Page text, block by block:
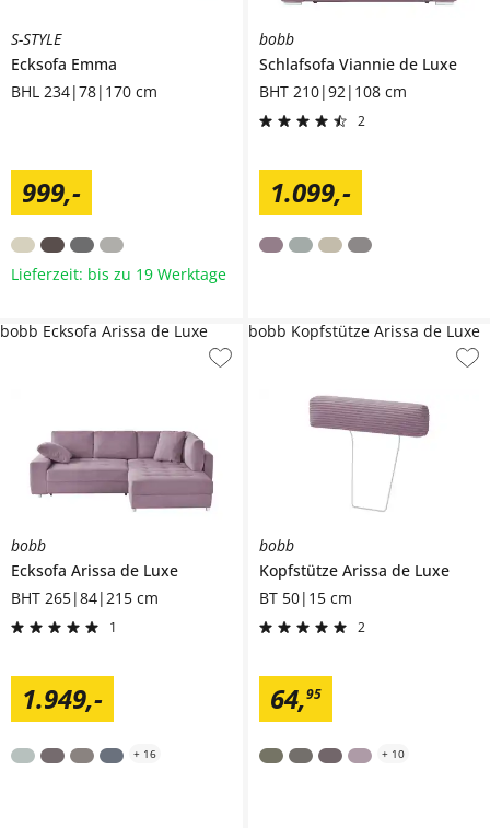
S-STYLE
Ecksofa Emma
BHL 234|78|170 cm
999,-
Lieferzeit: bis zu 19 Werktage
bobb
Schlafsofa Viannie de Luxe
BHT 210|92|108 cm
2
1.099,-
bobb
Ecksofa Arissa de Luxe
BHT 265|84|215 cm
1
1.949,-
bobb Ecksofa Arissa de Luxe
+ 16
bobb
Kopfstütze Arissa de Luxe
BT 50|15 cm
2
64,95
bobb Kopfstütze Arissa de Luxe
+ 10